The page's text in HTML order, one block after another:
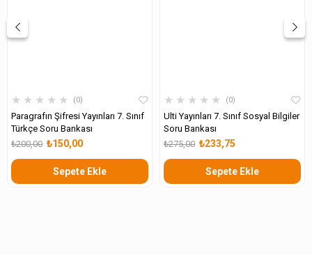
★ ★ ★ ★ ★ 0
Paragrafın Şifresi Yayınları 7. Sınıf
Türkçe Soru Bankası
₺150,00
₺200,00
Sepete Ekle
★ ★ ★ ★ ★ 0
Ulti Yayınları 7. Sınıf Sosyal Bilgiler
Soru Bankası
₺233,75
₺275,00
Sepete Ekle